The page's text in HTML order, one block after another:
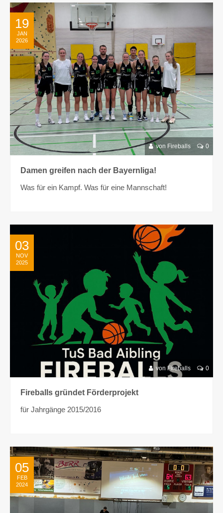
19
JAN
2026
von Fireballs 0
Damen greifen nach der Bayernliga!
Was für ein Kampf. Was für eine Mannschaft!
03
NOV
2025
von Fireballs 0
Fireballs gründet Förderprojekt
für Jahrgänge 2015/2016
05
FEB
2024